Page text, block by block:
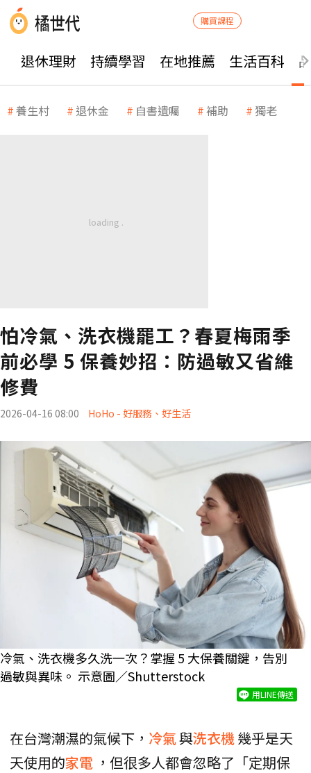
購買課程
退休理財 持續學習 在地推薦 生活百科
養生村 退休金 自書遺囑 補助 獨老
怕冷氣、洗衣機罷工？春夏梅雨季
前必學 5 保養妙招：防過敏又省維
修費
2026-04-16 08:00 HoHo - 好服務、好生活
冷氣、洗衣機多久洗一次？掌握 5 大保養關鍵，告別
過敏與異味。 示意圖／Shutterstock
用LINE傳送
在台灣潮濕的氣候下， 冷氣與洗衣機幾乎是天
天使用的家電 ，但很多人都會忽略了「定期保